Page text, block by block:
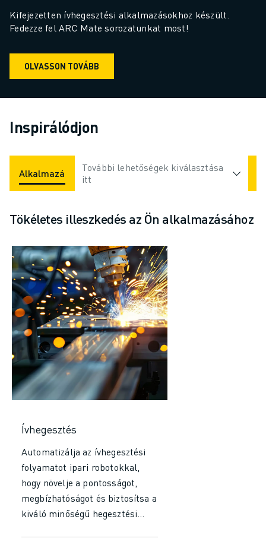
Kifejezetten ívhegesztési alkalmazásokhoz készült.
Fedezze fel ARC Mate sorozatunkat most!
OLVASSON TOVÁBB
Inspirálódjon
Alkalmazások Iparágak
További lehetőségek kiválasztása
itt
Tökéletes illeszkedés az Ön alkalmazásához
Ívhegesztés
Automatizálja az ívhegesztési
folyamatot ipari robotokkal,
hogy növelje a pontosságot,
megbízhatóságot és biztosítsa a
kiváló minőségű hegesztési